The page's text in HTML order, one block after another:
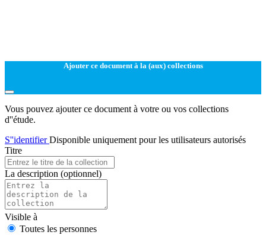
Ajouter ce document à la (aux) collections
Vous pouvez ajouter ce document à votre ou vos collections
d''étude.
S''identifierDisponible uniquement pour les utilisateurs autorisés
Titre
La description (optionnel)
Visible à
Toutes les personnes